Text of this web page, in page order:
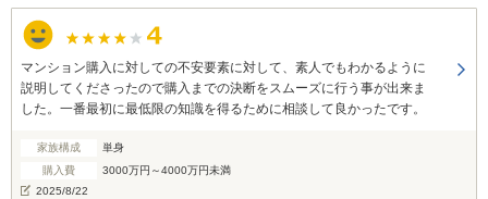
マンション購入に対しての不安要素に対して、素人でもわかるように
説明してくださったので購入までの決断をスムーズに行う事が出来ま
した。一番最初に最低限の知識を得るために相談して良かったです。
家族構成
単身
購入費
3000万円～4000万円未満
2025/8/22